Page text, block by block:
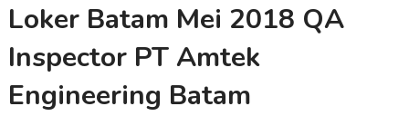
Loker Batam Mei 2018 QA
Inspector PT Amtek
Engineering Batam